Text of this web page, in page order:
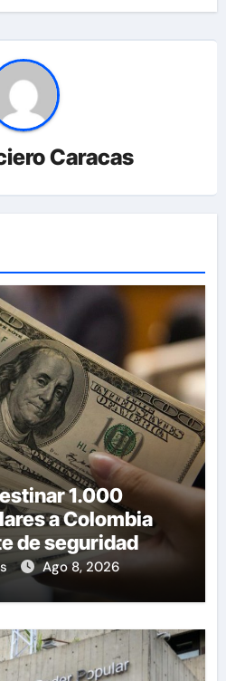
Caracas
1.000
a Colombia
de seguridad
Ago 8, 2026